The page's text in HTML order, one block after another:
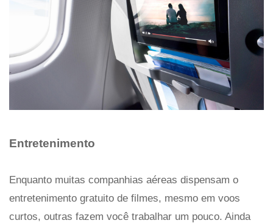
Entretenimento
Enquanto muitas companhias aéreas dispensam o
entretenimento gratuito de filmes, mesmo em voos
curtos, outras fazem você trabalhar um pouco. Ainda